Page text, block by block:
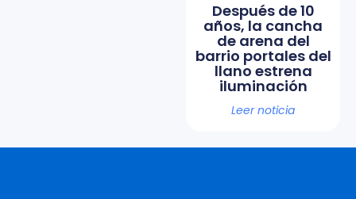
Después de 10
años, la cancha
de arena del
barrio portales del
llano estrena
iluminación
Leer noticia